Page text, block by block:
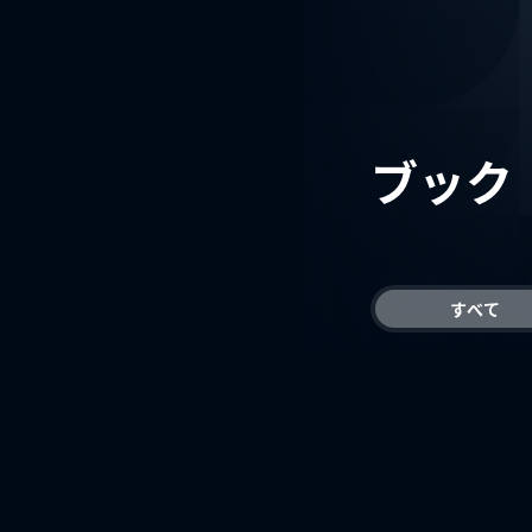
ブック
すべて